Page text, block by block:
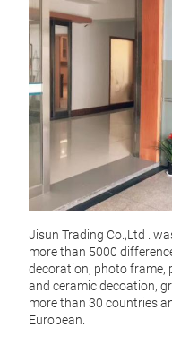
Jisun Trading Co.,Ltd .
more than 5000
decoration, photo frame,
and ceramic decoation,
more than 30 countries
European.